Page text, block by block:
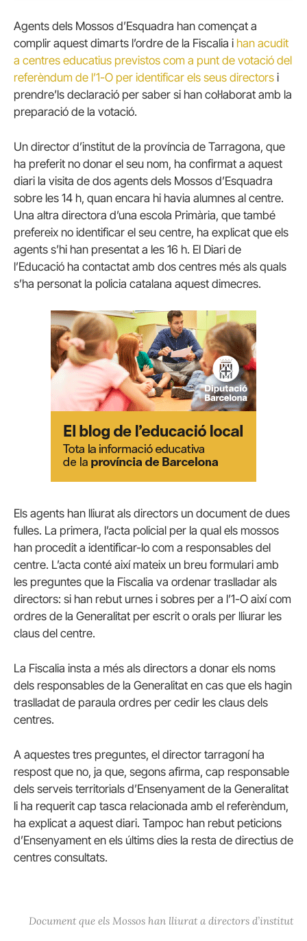
Agents dels Mossos d’Esquadra han començat a
complir aquest dimarts l’ordre de la Fiscalia i han acudit
a centres educatius previstos com a punt de votació del
referèndum de l’1-O per identificar els seus directors i
prendre’ls declaració per saber si han col·laborat amb la
preparació de la votació.
Un director d’institut de la província de Tarragona, que
ha preferit no donar el seu nom, ha confirmat a aquest
diari la visita de dos agents dels Mossos d’Esquadra
sobre les 14 h, quan encara hi havia alumnes al centre.
Una altra directora d’una escola Primària, que també
prefereix no identificar el seu centre, ha explicat que els
agents s’hi han presentat a les 16 h. El Diari de
l’Educació ha contactat amb dos centres més als quals
s’ha personat la policia catalana aquest dimecres.
Els agents han lliurat als directors un document de dues
fulles. La primera, l’acta policial per la qual els mossos
han procedit a identificar-lo com a responsables del
centre. L’acta conté així mateix un breu formulari amb
les preguntes que la Fiscalia va ordenar traslladar als
directors: si han rebut urnes i sobres per a l’1-O així com
ordres de la Generalitat per escrit o orals per lliurar les
claus del centre.
La Fiscalia insta a més als directors a donar els noms
dels responsables de la Generalitat en cas que els hagin
traslladat de paraula ordres per cedir les claus dels
centres.
A aquestes tres preguntes, el director tarragoní ha
respost que no, ja que, segons afirma, cap responsable
dels serveis territorials d’Ensenyament de la Generalitat
li ha requerit cap tasca relacionada amb el referèndum,
ha explicat a aquest diari. Tampoc han rebut peticions
d’Ensenyament en els últims dies la resta de directius de
centres consultats.
Document que els Mossos han lliurat a directors d’institut